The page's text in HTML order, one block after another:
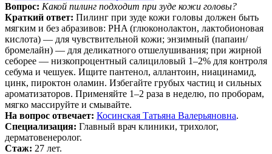
Вопрос: Какой пилинг подходит при зуде кожи головы?
Краткий ответ: Пилинг при зуде кожи головы должен быть
мягким и без абразивов: PHA (глюконолактон, лактобионовая
кислота) — для чувствительной кожи; энзимный (папаин/
бромелайн) — для деликатного отшелушивания; при жирной
себорее — низкопроцентный салициловый 1–2% для контроля
себума и чешуек. Ищите пантенол, аллантоин, ниацинамид,
цинк, пироктон оламин. Избегайте грубых частиц и сильных
ароматизаторов. Применяйте 1–2 раза в неделю, по проборам,
мягко массируйте и смывайте.
На вопрос отвечает: Косинская Татьяна Валерьяновна.
Специализация: Главный врач клиники, трихолог,
дерматовенеролог.
Стаж: 27 лет.